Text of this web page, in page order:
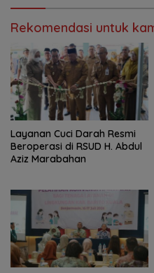
Rekomendasi untuk
Layanan Cuci Darah Resmi
Beroperasi di RSUD H. Abdul
Aziz Marabahan